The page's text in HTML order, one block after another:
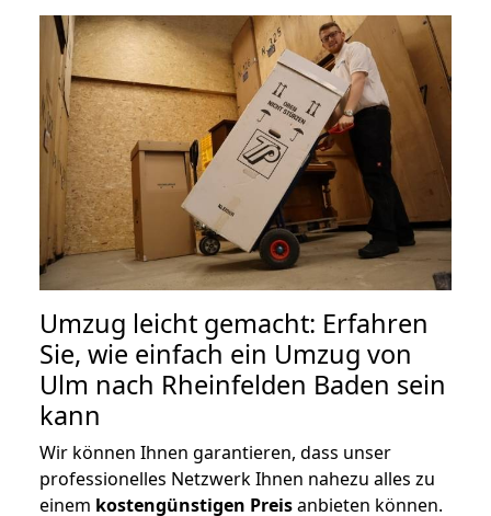
Umzug leicht gemacht: Erfahren
Sie, wie einfach ein Umzug von
Ulm nach Rheinfelden Baden sein
kann
Wir können Ihnen garantieren, dass unser
professionelles Netzwerk Ihnen nahezu alles zu
einem kostengünstigen Preisanbieten können.